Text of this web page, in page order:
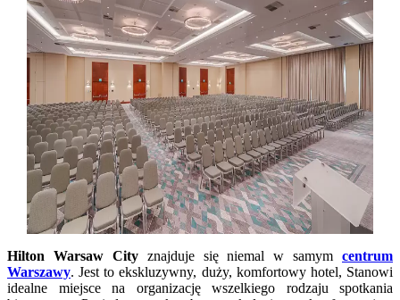
Hilton Warsaw Cityznajduje się niemal w samym centrum
Warszawy. Jest to ekskluzywny, duży, komfortowy hotel, Stanowi
idealne miejsce na organizację wszelkiego rodzaju spotkania